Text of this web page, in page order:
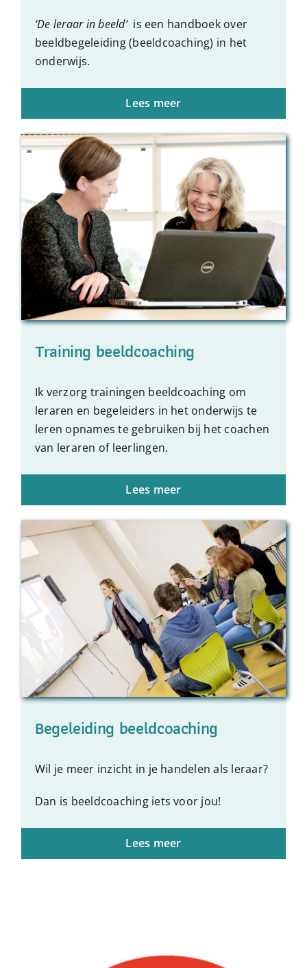
‘De leraar in beeld’is een handboek over
beeldbegeleiding (beeldcoaching) in het
onderwijs.
Lees meer
Training beeldcoaching
Ik verzorg trainingen beeldcoaching om
leraren en begeleiders in het onderwijs te
leren opnames te gebruiken bij het coachen
van leraren of leerlingen.
Lees meer
Begeleiding beeldcoaching
Wil je meer inzicht in je handelen als leraar?
Dan is beeldcoaching iets voor jou!
Lees meer